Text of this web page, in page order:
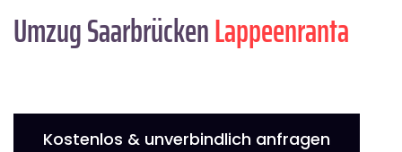
Umzug SaarbrückenLappeenranta
Kostenlos & unverbindlich anfragen